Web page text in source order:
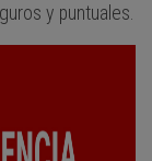
y puntuales.